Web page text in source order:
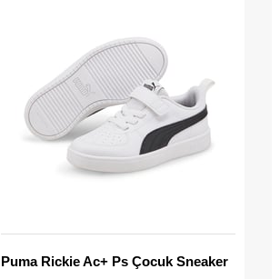
Puma Rickie Ac+ Ps Çocuk Sneaker